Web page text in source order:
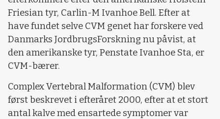
Friesian tyr, Carlin-M Ivanhoe Bell. Efter at
have fundet selve CVM genet har forskere ved
Danmarks JordbrugsForskning nu påvist, at
den amerikanske tyr, Penstate Ivanhoe Sta, er
CVM-bærer.
Complex Vertebral Malformation (CVM) blev
først beskrevet i efteråret 2000, efter at et stort
antal kalve med ensartede symptomer var